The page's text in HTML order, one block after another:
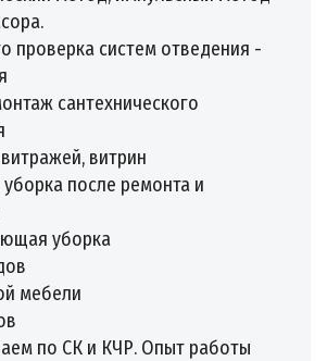
проверка систем отведения -
сантехнического
витрин
после ремонта и
уборка
мебели
по СК и КЧР. Опыт работы